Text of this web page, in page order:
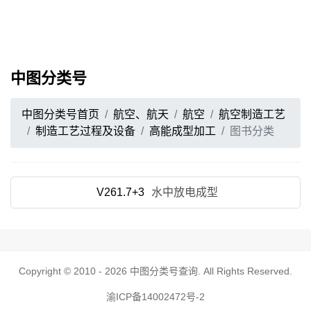
中图分类号
中图分类号首页 航空、航天 航空
航空制造工艺
制造工艺过程及设备
高能成型加工 图书分类
V261.7+3 水中放电成型
Copyright © 2010 - 2026 中图分类号查询 . All Rights Reserved.
渝ICP备14002472号-2